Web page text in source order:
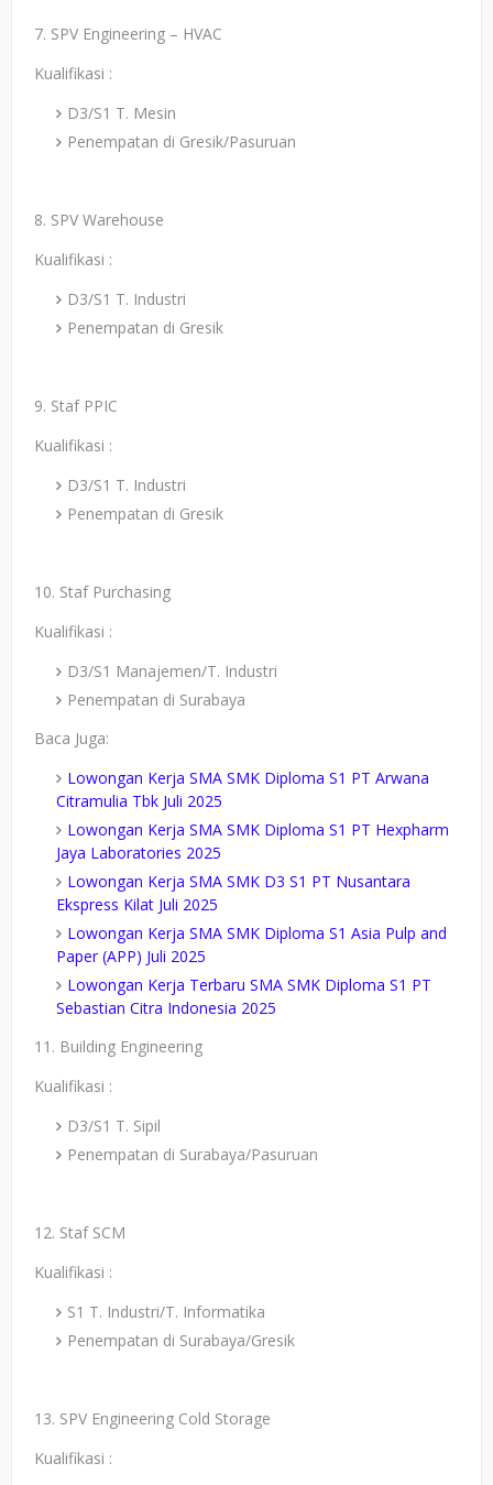
7. SPV Engineering – HVAC
Kualifikasi :
D3/S1 T. Mesin
Penempatan di Gresik/Pasuruan
8. SPV Warehouse
Kualifikasi :
D3/S1 T. Industri
Penempatan di Gresik
9. Staf PPIC
Kualifikasi :
D3/S1 T. Industri
Penempatan di Gresik
10. Staf Purchasing
Kualifikasi :
D3/S1 Manajemen/T. Industri
Penempatan di Surabaya
Baca Juga:
Lowongan Kerja SMA SMK Diploma S1 PT Arwana
Citramulia Tbk Juli 2025
Lowongan Kerja SMA SMK Diploma S1 PT Hexpharm
Jaya Laboratories 2025
Lowongan Kerja SMA SMK D3 S1 PT Nusantara
Ekspress Kilat Juli 2025
Lowongan Kerja SMA SMK Diploma S1 Asia Pulp and
Paper (APP) Juli 2025
Lowongan Kerja Terbaru SMA SMK Diploma S1 PT
Sebastian Citra Indonesia 2025
11. Building Engineering
Kualifikasi :
D3/S1 T. Sipil
Penempatan di Surabaya/Pasuruan
12. Staf SCM
Kualifikasi :
S1 T. Industri/T. Informatika
Penempatan di Surabaya/Gresik
13. SPV Engineering Cold Storage
Kualifikasi :